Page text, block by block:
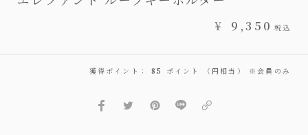
¥ 9,350 税込
獲得ポイント： 85 ポイント （円相当） ※会員のみ